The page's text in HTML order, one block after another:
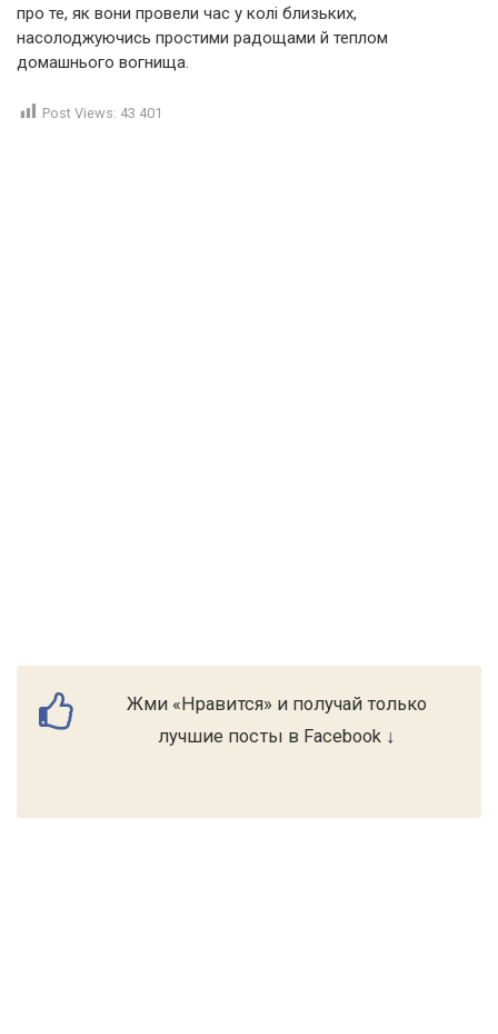
про те, як вони провели час у колі близьких,
насолоджуючись простими радощами й теплом
домашнього вогнища.
Post Views: 43 401
Жми «Нравится» и получай только
лучшие посты в Facebook ↓